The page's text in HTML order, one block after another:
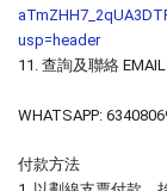
usp=header
11. 查詢及聯絡
WHATSAPP:
付款方法